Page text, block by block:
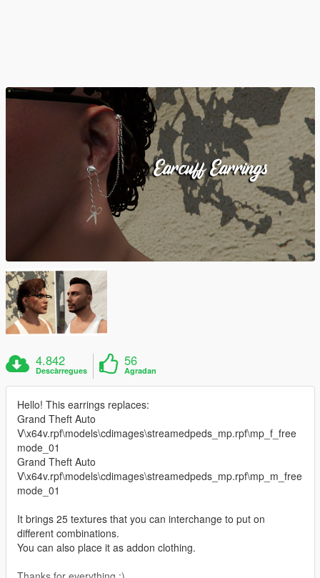
4.842
Descàrregues
56
Agradan
Hello! This earrings replaces:
Grand Theft Auto
V\x64v.rpf\models\cdimages\streamedpeds_mp.rpf\mp_f_free
mode_01
Grand Theft Auto
V\x64v.rpf\models\cdimages\streamedpeds_mp.rpf\mp_m_free
mode_01
It brings 25 textures that you can interchange to put on
different combinations.
You can also place it as addon clothing.